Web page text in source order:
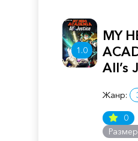
1.0
MY
All’s
Жанр:
0